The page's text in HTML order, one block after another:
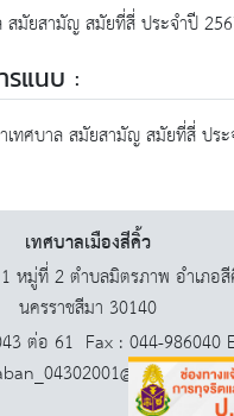
สมัยสามัญ สมัยที่สี่ ประจำปี
รแนบ :
เทศบาล สมัยสามัญ สมัยที่สี่ ปร
เทศบาลเมืองสีคิ้ว
หมู่ที่ 2 ตำบลมิตรภาพ อำเภอ
นครราชสีมา 30140
ต่อ 61 Fax : 044-986040